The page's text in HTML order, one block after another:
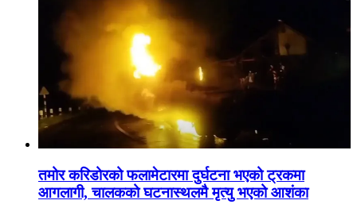
तमोर करिडोरको फलामेटारमा दुर्घटना भएको ट्रकमा
आगलागी, चालकको घटनास्थलमै मृत्यु भएको आशंका